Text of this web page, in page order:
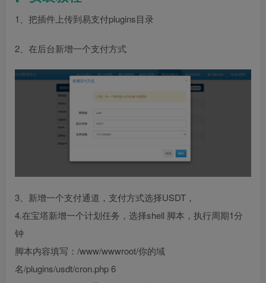
1、把插件上传到易支付plugins目录
2、在后台新增一个支付方式
3、新增一个支付通道，支付方式选择USDT，
4.在宝塔新增一个计划任务，选择shell 脚本，执行周期1分
钟
脚本内容填写：/www/wwwroot/你的域
名/plugins/usdt/cron.php 6